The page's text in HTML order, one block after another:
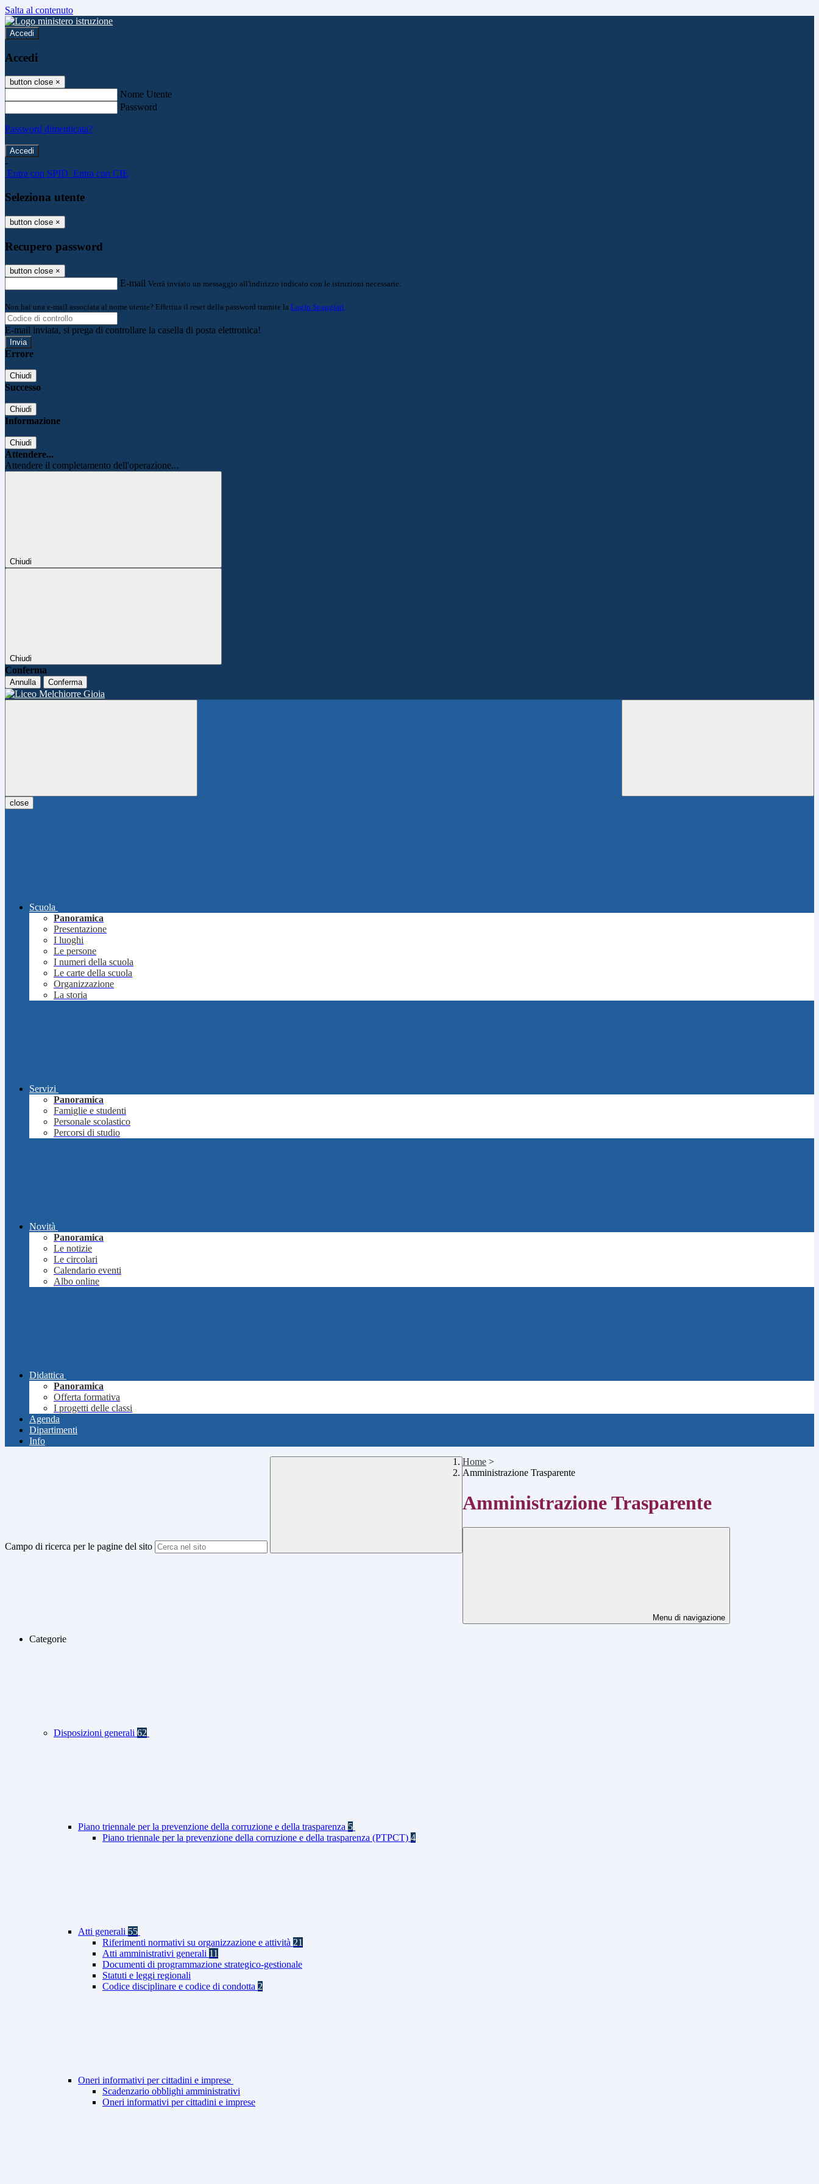
Salta al contenuto
Accedi
Accedi
button close ×
Nome Utente
Password
Password dimenticata?
-
Entra con SPID Entra con CIE
Seleziona utente
button close ×
Recupero password
button close ×
E-mail Verrà inviato un messaggio all'indirizzo indicato con le istruzioni necessarie.
Non hai una e-mail associata al nome utente? Effettua il reset della password tramite la Login Spaggiari
E-mail inviata, si prega di controllare la casella di posta elettronica!
Errore
Chiudi
Successo
Chiudi
Informazione
Chiudi
Attendere...
Attendere il completamento dell'operazione...
Chiudi
Chiudi
Conferma
Annulla Conferma
close
Scuola
Panoramica
Presentazione
I luoghi
Le persone
I numeri della scuola
Le carte della scuola
Organizzazione
La storia
Servizi
Panoramica
Famiglie e studenti
Personale scolastico
Percorsi di studio
Novità
Panoramica
Le notizie
Le circolari
Calendario eventi
Albo online
Didattica
Panoramica
Offerta formativa
I progetti delle classi
Agenda
Dipartimenti
Info
Campo di ricerca per le pagine del sito
Home >
Amministrazione Trasparente
Amministrazione Trasparente
Menu di navigazione
Categorie
Disposizioni generali 62
Piano triennale per la prevenzione della corruzione e della trasparenza 5
Piano triennale per la prevenzione della corruzione e della trasparenza (PTPCT) 4
Atti generali 55
Riferimenti normativi su organizzazione e attività 21
Atti amministrativi generali 11
Documenti di programmazione strategico-gestionale
Statuti e leggi regionali
Codice disciplinare e codice di condotta 2
Oneri informativi per cittadini e imprese
Scadenzario obblighi amministrativi
Oneri informativi per cittadini e imprese